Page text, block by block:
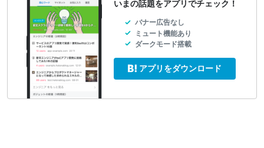
いまの話題をアプリでチェック！
バナー広告なし
ミュート機能あり
ダークモード搭載
アプリをダウンロード